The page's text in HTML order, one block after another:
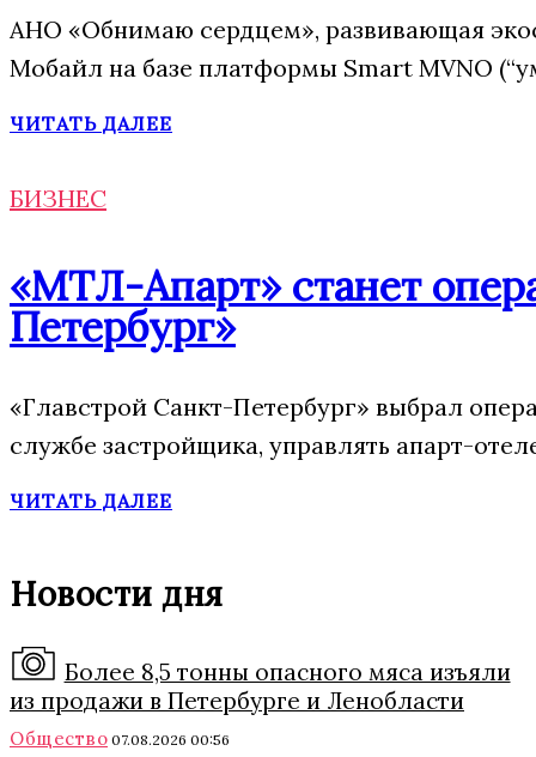
АНО «Обнимаю сердцем», развивающая
Мобайл на базе платформы Smart MVNO
ЧИТАТЬ ДАЛЕЕ
БИЗНЕС
«МТЛ-Апарт» станет
Петербург»
«Главстрой Санкт-Петербург» выбрал
службе застройщика, управлять апарт-
ЧИТАТЬ ДАЛЕЕ
Новости дня
Более 8,5 тонны опасного мяса изъяли
из продажи в Петербурге и Ленобласти
Общество 07.08.2026 00:56